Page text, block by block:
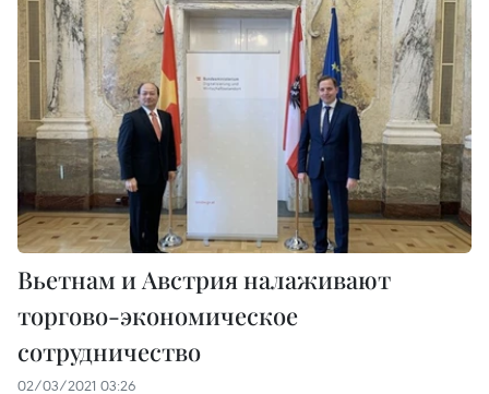
Вьетнам и Австрия налаживают
торгово-экономическое
сотрудничество
02/03/2021 03:26